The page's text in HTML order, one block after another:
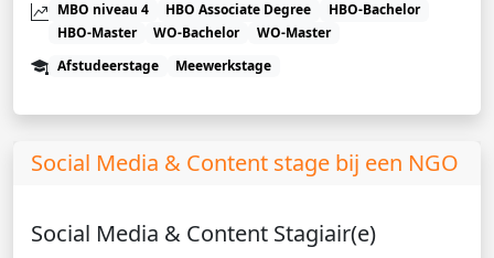
MBO niveau 4
HBO Associate Degree
HBO-Bachelor
HBO-Master
WO-Bachelor
WO-Master
Afstudeerstage
Meewerkstage
Social Media & Content stage bij een NGO
Social Media & Content Stagiair(e)